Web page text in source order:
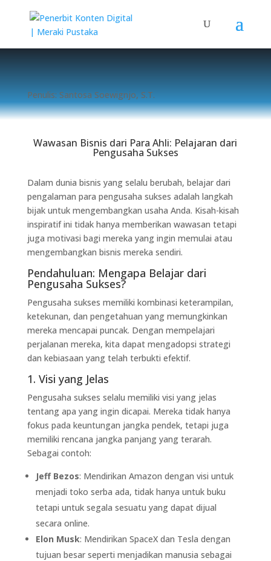
Penulis: Santosa Soewignjo, S.T.
Wawasan Bisnis dari Para Ahli: Pelajaran dari
Pengusaha Sukses
Dalam dunia bisnis yang selalu berubah, belajar dari
pengalaman para pengusaha sukses adalah langkah
bijak untuk mengembangkan usaha Anda. Kisah-kisah
inspiratif ini tidak hanya memberikan wawasan tetapi
juga motivasi bagi mereka yang ingin memulai atau
mengembangkan bisnis mereka sendiri.
Pendahuluan: Mengapa Belajar dari
Pengusaha Sukses?
Pengusaha sukses memiliki kombinasi keterampilan,
ketekunan, dan pengetahuan yang memungkinkan
mereka mencapai puncak. Dengan mempelajari
perjalanan mereka, kita dapat mengadopsi strategi
dan kebiasaan yang telah terbukti efektif.
1. Visi yang Jelas
Pengusaha sukses selalu memiliki visi yang jelas
tentang apa yang ingin dicapai. Mereka tidak hanya
fokus pada keuntungan jangka pendek, tetapi juga
memiliki rencana jangka panjang yang terarah.
Sebagai contoh:
Jeff Bezos: Mendirikan Amazon dengan visi untuk
menjadi toko serba ada, tidak hanya untuk buku
tetapi untuk segala sesuatu yang dapat dijual
secara online.
Elon Musk: Mendirikan SpaceX dan Tesla dengan
tujuan besar seperti menjadikan manusia sebagai